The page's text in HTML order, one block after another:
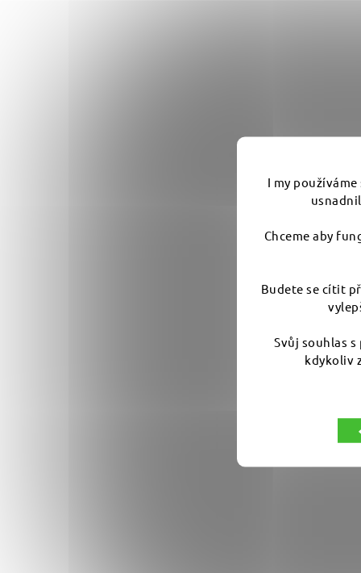
I my
Chceme aby
Budete se cítit
Svůj souhlas
kdykoliv